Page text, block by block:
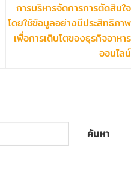
การบริหารจัดการการตัดสินใจ
โดยใช้ข้อมูลอย่างมีประสิทธิภาพ
เพื่อการเติบโตของธุรกิจอาหาร
ออนไลน์
ค้นหา